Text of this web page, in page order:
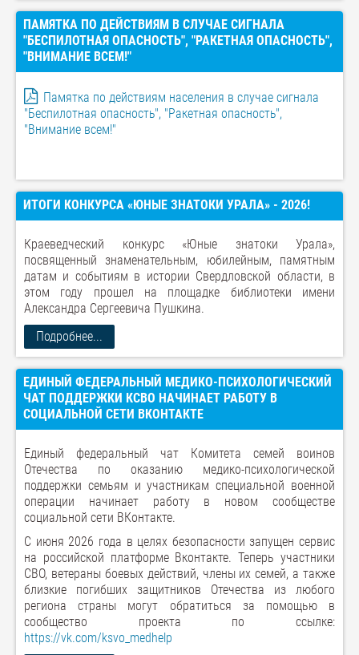
ПАМЯТКА ПО ДЕЙСТВИЯМ В СЛУЧАЕ СИГНАЛА
"БЕСПИЛОТНАЯ ОПАСНОСТЬ", "РАКЕТНАЯ ОПАСНОСТЬ",
"ВНИМАНИЕ ВСЕМ!"
Памятка по действиям населения в случае сигнала
"Беспилотная опасность", "Ракетная опасность",
"Внимание всем!"
ИТОГИ КОНКУРСА «ЮНЫЕ ЗНАТОКИ УРАЛА» - 2026!
Краеведческий конкурс «Юные знатоки Урала»,
посвященный знаменательным, юбилейным, памятным
датам и событиям в истории Свердловской области, в
этом году прошел на площадке библиотеки имени
Александра Сергеевича Пушкина.
Подробнее...
ЕДИНЫЙ ФЕДЕРАЛЬНЫЙ МЕДИКО-ПСИХОЛОГИЧЕСКИЙ
ЧАТ ПОДДЕРЖКИ КСВО НАЧИНАЕТ РАБОТУ В
СОЦИАЛЬНОЙ СЕТИ ВКОНТАКТЕ
Единый федеральный чат Комитета семей воинов
Отечества по оказанию медико-психологической
поддержки семьям и участникам специальной военной
операции начинает работу в новом сообществе
социальной сети ВКонтакте.
С июня 2026 года в целях безопасности запущен сервис
на российской платформе Вконтакте. Теперь участники
СВО, ветераны боевых действий, члены их семей, а также
близкие погибших защитников Отечества из любого
региона страны могут обратиться за помощью в
сообщество проекта по ссылке:
https://vk.com/ksvo_medhelp